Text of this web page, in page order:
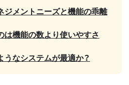
ジメントニーズと機能の乖離
は機能の数より使いやすさ
うなシステムが最適か？